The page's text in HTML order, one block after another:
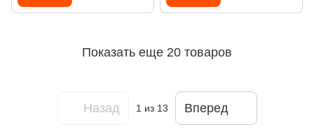
Показать еще 20 товаров
Назад 1 из 13 Вперед